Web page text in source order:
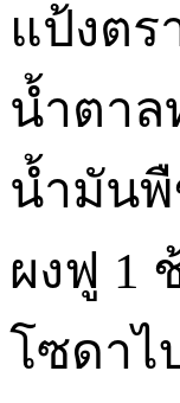
แป้งตร
น้ำตาล
น้ำมันพื
ผงฟู 1
โซดาไ